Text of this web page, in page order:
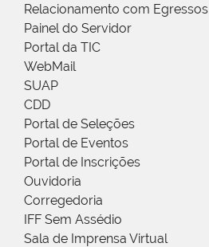
Relacionamento com Egressos
Painel do Servidor
Portal da TIC
WebMail
SUAP
CDD
Portal de Seleções
Portal de Eventos
Portal de Inscrições
Ouvidoria
Corregedoria
IFF Sem Assédio
Sala de Imprensa Virtual